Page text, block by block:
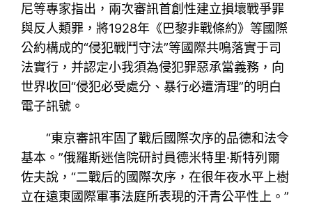
尼等專家指出，兩次審訊首創性建立損壞戰爭罪
與反人類罪，將1928年《巴黎非戰條約》等國際
公約構成的“侵犯戰鬥守法”等國際共鳴落實于司
法實行，并認定小我須為侵犯罪惡承當義務，向
世界收回“侵犯必受處分、暴行必遭清理”的明白
電子訊號。
“東京審訊牢固了戰后國際次序的品德和法令
基本。”俄羅斯迷信院研討員德米特里·斯特列爾
佐夫說，“二戰后的國際次序，在很年夜水平上樹
立在遠東國際軍事法庭所表現的汗青公平性上。”